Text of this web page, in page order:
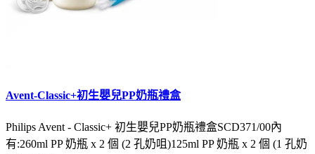
Avent-Classic+初生嬰兒PP奶瓶禮盒
Philips Avent - Classic+ 初生嬰兒PP奶瓶禮盒SCD371/00內
有:260ml PP 奶瓶 x 2 個 (2 孔奶咀)125ml PP 奶瓶 x 2 個 (1 孔奶